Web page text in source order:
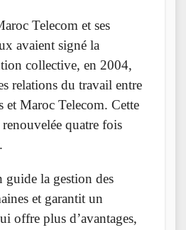
Telecom et ses
avaient signé la
collective, en 2004,
relations du travail entre
et Maroc Telecom. Cette
quatre fois
guide la gestion des
et garantit un
offre plus d’avantages,